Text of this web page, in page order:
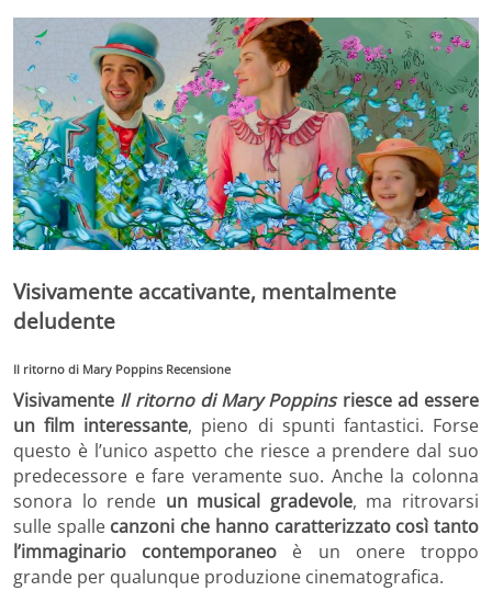
Visivamente accativante, mentalmente
deludente
Il ritorno di Mary Poppins Recensione
Visivamente Il ritorno di Mary Poppinsriesce ad essere
un film interessante, pieno di spunti fantastici. Forse
questo è l’unico aspetto che riesce a prendere dal suo
predecessore e fare veramente suo. Anche la colonna
sonora lo rende un musical gradevole, ma ritrovarsi
sulle spalle canzoni che hanno caratterizzato così tanto
l’immaginario contemporaneo è un onere troppo
grande per qualunque produzione cinematografica.